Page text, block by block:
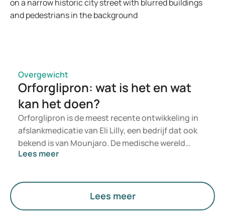
Overgewicht
Orforglipron: wat is het en wat
kan het doen?
Orforglipron is de meest recente ontwikkeling in
afslankmedicatie van Eli Lilly, een bedrijf dat ook
bekend is van Mounjaro. De medische wereld
heeft aanzienlijke vooruitgang geboekt in de
geneesmiddelen, zoals GLP-1-agonisten, hebben
aangetoond dat ze gewichtsverlies kunnen
ondersteunen. Tegelijkertijd wordt er nog steeds
Lees meer
Lees meer